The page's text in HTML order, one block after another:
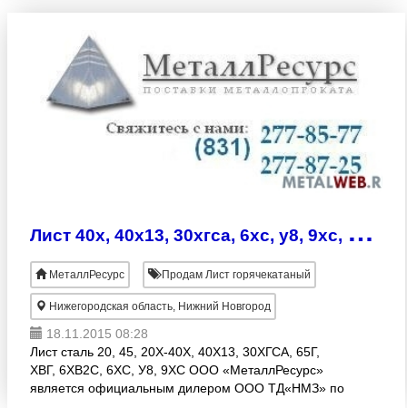
Л
ист 40х, 40х13, 30хгса, 6хс, у8, 9хс, хвг, 6хв2с
МеталлРесурс Продам Лист горячекатаный
Нижегородская область, Нижний Новгород
18.11.2015 08:28
Лист сталь 20, 45, 20Х-40Х, 40Х13, 30ХГСА, 65Г,
ХВГ, 6ХВ2С, 6ХС, У8, 9ХС ООО «МеталлРесурс»
является официальным дилером ООО ТД«НМЗ» по